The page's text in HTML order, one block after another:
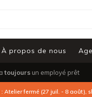
À propos de nous
toujoursun employé prêt
Atelier fermé (27 juil. - 8 août),